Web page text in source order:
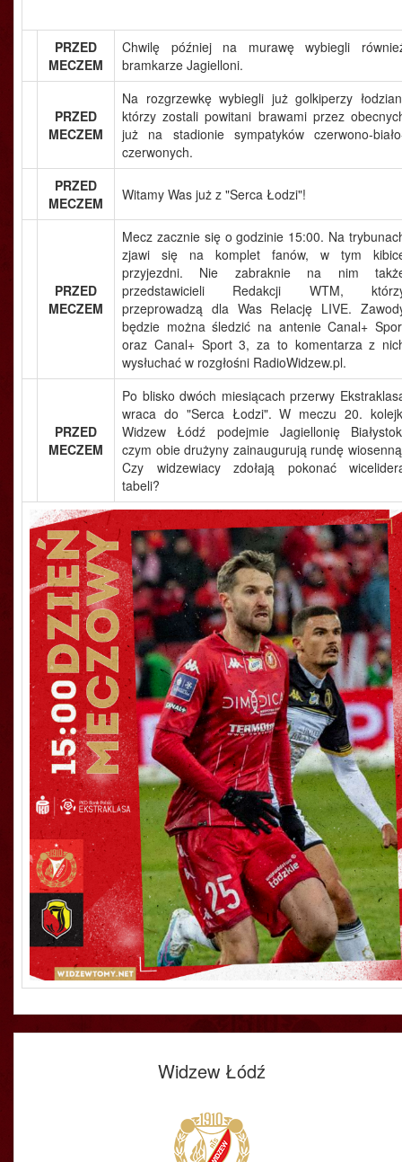
PRZED
MECZEM
Chwilę później na murawę wybiegli
bramkarze Jagielloni.
PRZED
MECZEM
Na rozgrzewkę wybiegli już golkiperzy
którzy zostali powitani brawami przez
już na stadionie sympatyków czerwono-
czerwonych.
PRZED
MECZEM
Witamy Was już z "Serca Łodzi"!
PRZED
MECZEM
Mecz zacznie się o godzinie 15:00. Na
zjawi się na komplet fanów, w tym
przyjezdni. Nie zabraknie na nim
przedstawicieli Redakcji WTM,
przeprowadzą dla Was Relację LIVE.
będzie można śledzić na antenie Canal+
oraz Canal+ Sport 3, za to komentarza z
wysłuchać w rozgłośni RadioWidzew.pl.
PRZED
MECZEM
Po blisko dwóch miesiącach przerwy
wraca do "Serca Łodzi". W meczu 20.
Widzew Łódź podejmie Jagiellonię
czym obie drużyny zainaugurują rundę
Czy widzewiacy zdołają pokonać
tabeli?
Widzew Łódź